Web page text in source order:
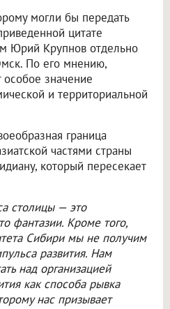
могли бы передать
цитате
Юрий Крупнов отдельно
По его мнению,
значение
и территориальной
граница
частями страны
который пересекает
столицы — это
фантазии. Кроме того,
Сибири мы не получим
развития. Нам
над организацией
как способа рывка
нас призывает